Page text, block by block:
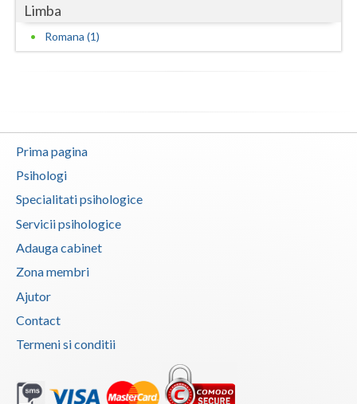
Limba
Romana (1)
Prima pagina
Psihologi
Specialitati psihologice
Servicii psihologice
Adauga cabinet
Zona membri
Ajutor
Contact
Termeni si conditii